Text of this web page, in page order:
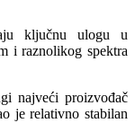
ključnu ulogu u
i raznolikog spektra
najveći proizvođač
je relativno stabilan